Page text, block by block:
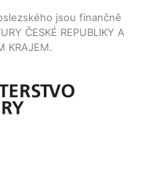
jsou finančně
ČESKÉ REPUBLIKY A
KRAJEM.